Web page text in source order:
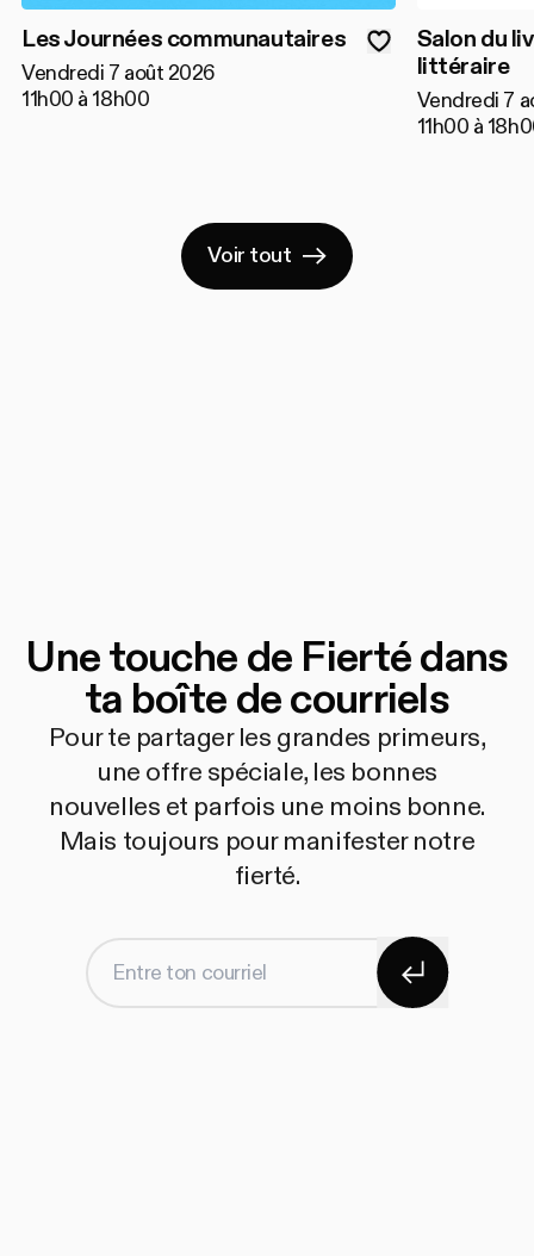
Les Journées communautaires
Vendredi 7 août 2026
11h00 à 18h00
Salon du
littéraire
Vendredi 7
11h00 à
Voir tout
Une touche de Fierté dans
ta boîte de courriels
Pour te partager les grandes primeurs,
une offre spéciale, les bonnes
nouvelles et parfois une moins bonne.
Mais toujours pour manifester notre
fierté.
Entre ton courriel S'abonner